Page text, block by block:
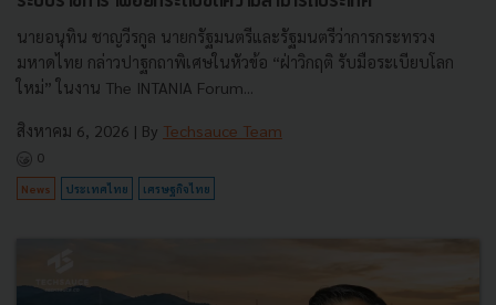
นายอนุทิน ชาญวีรกูล นายกรัฐมนตรีและรัฐมนตรีว่าการกระทรวง
มหาดไทย กล่าวปาฐกถาพิเศษในหัวข้อ “ฝ่าวิกฤติ รับมือระเบียบโลก
ใหม่” ในงาน The INTANIA Forum...
สิงหาคม 6, 2026 | By Techsauce Team
0
News ประเทศไทย เศรษฐกิจไทย